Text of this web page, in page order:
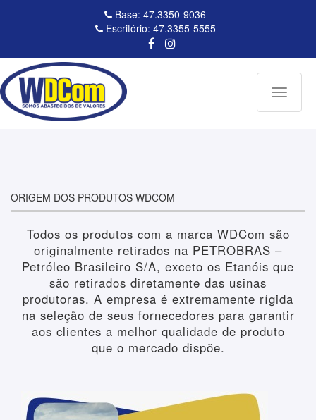
Base: 47.3350-9036
Escritório: 47.3355-5555
Toggle
ORIGEM DOS PRODUTOS WDCOM
Todos os produtos com a marca WDCom são
originalmente retirados na PETROBRAS –
Petróleo Brasileiro S/A, exceto os Etanóis que
são retirados diretamente das usinas
produtoras. A empresa é extremamente rígida
na seleção de seus fornecedores para garantir
aos clientes a melhor qualidade de produto
que o mercado dispõe.